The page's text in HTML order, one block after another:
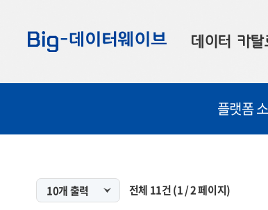
기
기
기
데이터 카
부산데이터
데이터 제공 신청
플랫폼
전체 11건(1/2페이지)